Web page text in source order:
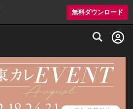
無料ダウンロード
グルメ情報・プレミアムレストラン予約